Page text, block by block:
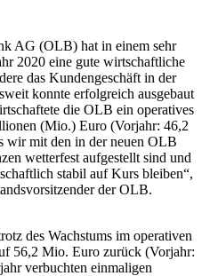
AG (OLB) hat in einem sehr
2020 eine gute wirtschaftliche
das Kundengeschäft in der
konnte erfolgreich ausgebaut
die OLB ein operatives
(Mio.) Euro (Vorjahr: 46,2
wir mit den in der neuen OLB
wetterfest aufgestellt sind und
stabil auf Kurs bleiben“,
der OLB.
des Wachstums im operativen
56,2 Mio. Euro zurück (Vorjahr:
verbuchten einmaligen